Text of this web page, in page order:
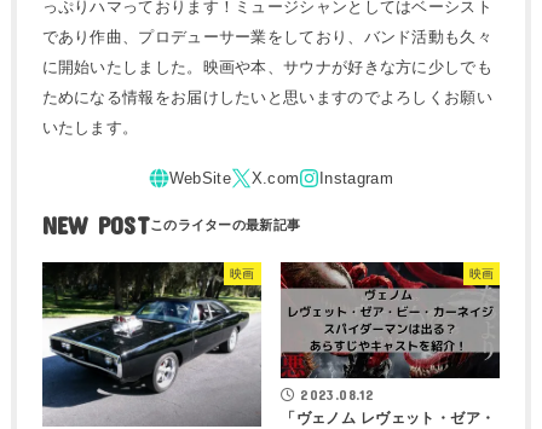
っぷりハマっております！ミュージシャンとしてはベーシスト
であり作曲、プロデューサー業をしており、バンド活動も久々
に開始いたしました。映画や本、サウナが好きな方に少しでも
ためになる情報をお届けしたいと思いますのでよろしくお願い
いたします。
NEW POST
映画 映画
2023.08.12
「ヴェノム レヴェット・ゼア・